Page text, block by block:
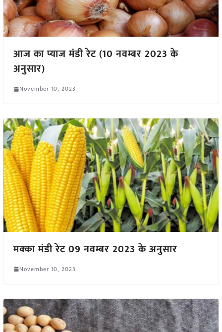
आज का प्याज मंडी रेट (10 नवम्बर 2023 के
अनुसार)
November 10, 2023
मक्का मंडी रेट 09 नवम्बर 2023 के अनुसार
November 10, 2023